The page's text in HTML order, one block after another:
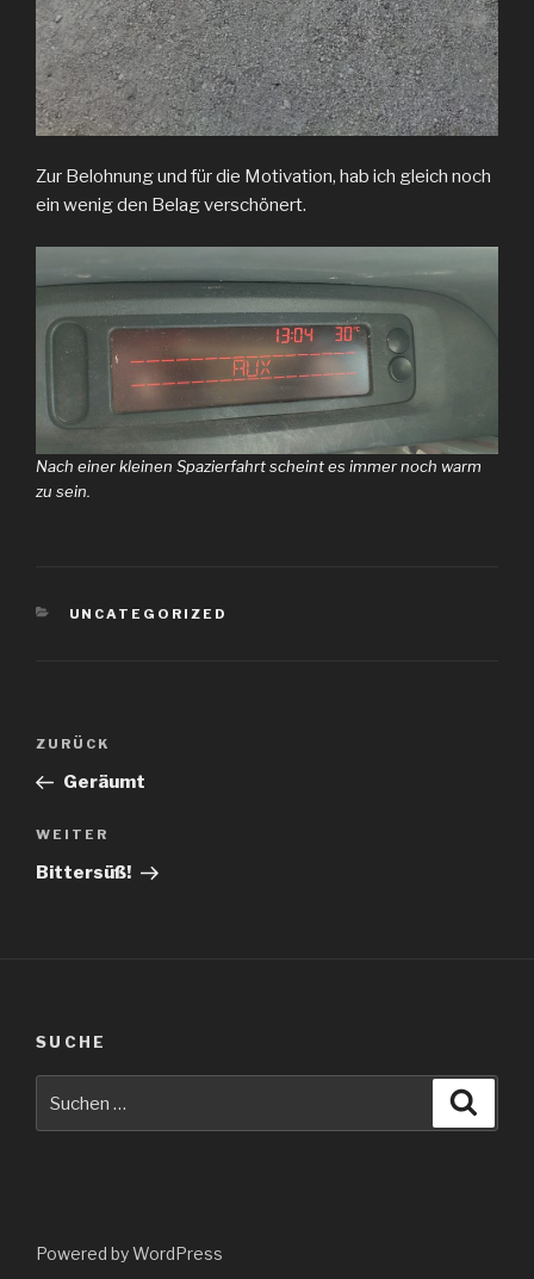
Zur Belohnung und für die Motivation, hab ich gleich noch
ein wenig den Belag verschönert.
Nach einer kleinen Spazierfahrt scheint es immer noch warm
zu sein.
KATEGORIEN
UNCATEGORIZED
Beitragsnavigation
Vorheriger
Beitrag
ZURÜCK
Geräumt
Nächster
Beitrag
WEITER
Bittersüß!
SUCHE
Powered by WordPress